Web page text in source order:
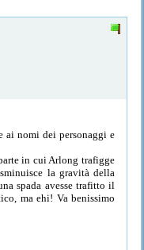
nomi dei personaggi e
in cui Arlong trafigge
la gravità della
spada avesse trafitto il
ma ehi! Va benissimo